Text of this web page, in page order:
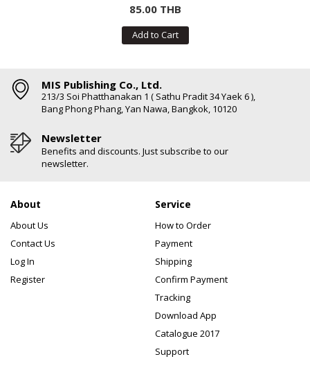
85.00 THB
Add to Cart
MIS Publishing Co., Ltd.
213/3 Soi Phatthanakan 1 ( Sathu Pradit 34 Yaek 6 ),
Bang Phong Phang, Yan Nawa, Bangkok, 10120
Newsletter
Benefits and discounts. Just subscribe to our
newsletter.
About
About Us
Contact Us
Log In
Register
Service
How to Order
Payment
Shipping
Confirm Payment
Tracking
Download App
Catalogue 2017
Support